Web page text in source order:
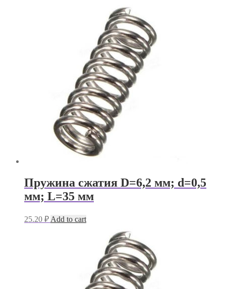
Пружина сжатия D=6,2 мм; d=0,5
мм; L=35 мм
25.20 ₽ Add to cart